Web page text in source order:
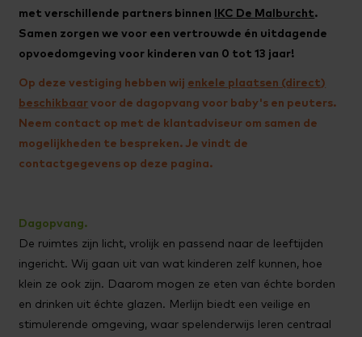
met verschillende partners binnen
IKC De Malburcht.
Samen zorgen we voor een vertrouwde én uitdagende
opvoedomgeving voor kinderen van 0 tot 13 jaar!
Op deze vestiging hebben wij enkele plaatsen (direct)
beschikbaar voor de dagopvang voor baby's en peuters.
Neem contact op met de klantadviseur om samen de
mogelijkheden te bespreken. Je vindt de
contactgegevens op deze pagina.
Dagopvang.
De ruimtes zijn licht, vrolijk en passend naar de leeftijden
ingericht. Wij gaan uit van wat kinderen zelf kunnen, hoe
klein ze ook zijn. Daarom mogen ze eten van échte borden
en drinken uit échte glazen. Merlijn biedt een veilige en
stimulerende omgeving, waar spelenderwijs leren centraal